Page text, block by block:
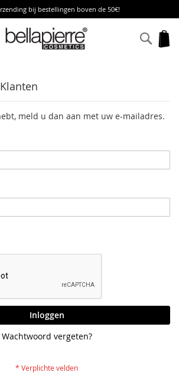
bij bestellingen boven de 50€!
Zoek
meld u dan aan met uw e-mailadres.
Inloggen
Wachtwoord vergeten?